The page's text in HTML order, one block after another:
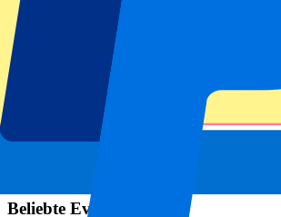
Footer menu
Topklubs
FC Barcelona
Real Madrid
AC Mailand
Manchester United FC
Beliebte Events